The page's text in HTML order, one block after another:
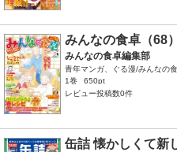
みんなの食卓（68
みんなの食卓編集部
青年マンガ、ぐる漫/みんなの
1巻
650pt
レビュー投稿数0件
缶詰 懐かしくて新